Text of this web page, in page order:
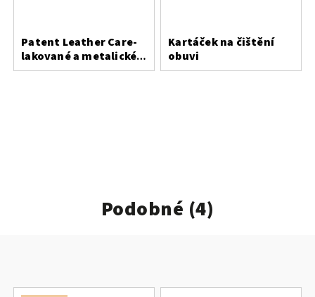
Patent Leather Care-
lakované a metalické
usně
Kartáček na čištění
obuvi
Podobné (4)